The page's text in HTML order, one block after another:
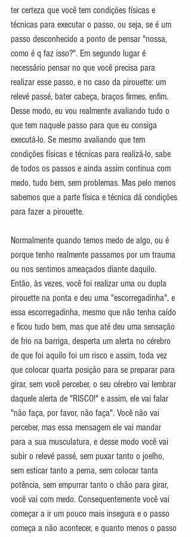
ter certeza que você tem condições físicas e
técnicas para executar o passo, ou seja, se é um
passo desconhecido a ponto de pensar "nossa,
como é q faz isso?". Em segundo lugar é
necessário pensar no que você precisa para
realizar esse passo, e no caso da pirouette: um
relevé passé, bater cabeça, braços firmes, enfim.
Desse modo, eu vou realmente avaliando tudo o
que tem naquele passo para que eu consiga
executá-lo. Se mesmo avaliando que tem
condições físicas e técnicas para realizá-lo, sabe
de todos os passos e ainda assim continua com
medo, tudo bem, sem problemas. Mas pelo menos
sabemos que a parte física e técnica dá condições
para fazer a pirouette.
Normalmente quando temos medo de algo, ou é
porque tenho realmente passamos por um trauma
ou nos sentimos ameaçados diante daquilo.
Então, às vezes, você foi realizar uma ou dupla
pirouette na ponta e deu uma "escorregadinha", e
essa escorregadinha, mesmo que não tenha caído
e ficou tudo bem, mas que até deu uma sensação
de frio na barriga, desperta um alerta no cérebro
de que foi aquilo foi um risco e assim, toda vez
que colocar quarta posição para se preparar para
girar, sem você perceber, o seu cérebro vai lembrar
daquele alerta de "RISCO!" e assim, ele vai falar
"não faça, por favor, não faça". Você não vai
perceber, mas essa mensagem ele vai mandar
para a sua musculatura, e desse modo você vai
subir o relevé passé, sem puxar tanto o joelho,
sem esticar tanto a perna, sem colocar tanta
potência, sem empurrar tanto o chão para girar,
você vai com medo. Consequentemente você vai
começar a ir um pouco mais insegura e o passo
começa a não acontecer, e quanto menos o passo